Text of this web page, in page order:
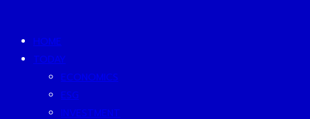
HOME
TODAY
ECONOMICS
ESG
INVESTMENT